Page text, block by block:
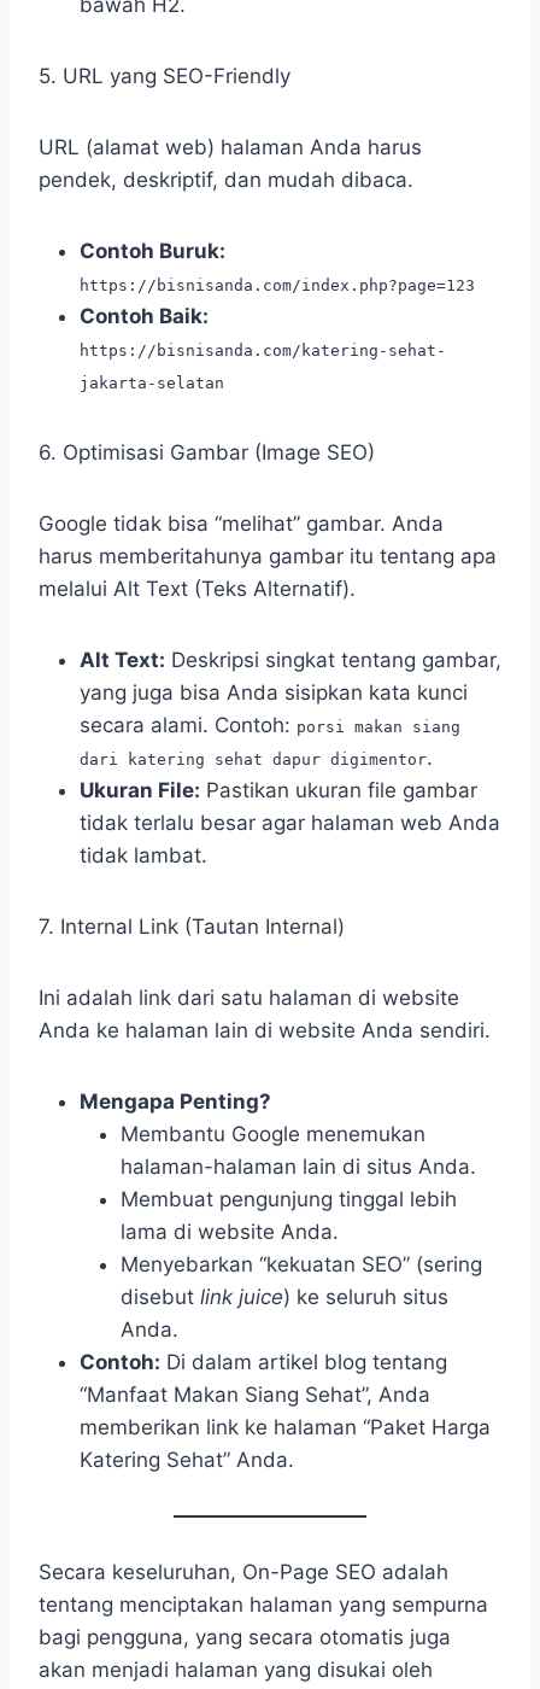
bawah H2.
5. URL yang SEO-Friendly
URL (alamat web) halaman Anda harus
pendek, deskriptif, dan mudah dibaca.
Contoh Buruk:
https://bisnisanda.com/index.php?page=123
Contoh Baik:
https://bisnisanda.com/katering-sehat-
jakarta-selatan
6. Optimisasi Gambar (Image SEO)
Google tidak bisa “melihat” gambar. Anda
harus memberitahunya gambar itu tentang apa
melalui Alt Text (Teks Alternatif).
Alt Text: Deskripsi singkat tentang gambar,
yang juga bisa Anda sisipkan kata kunci
secara alami. Contoh: porsi makan siang
dari katering sehat dapur digimentor.
Ukuran File: Pastikan ukuran file gambar
tidak terlalu besar agar halaman web Anda
tidak lambat.
7. Internal Link (Tautan Internal)
Ini adalah link dari satu halaman di website
Anda ke halaman lain di website Anda sendiri.
Mengapa Penting?
Membantu Google menemukan
halaman-halaman lain di situs Anda.
Membuat pengunjung tinggal lebih
lama di website Anda.
Menyebarkan “kekuatan SEO” (sering
disebut link juice) ke seluruh situs
Anda.
Contoh: Di dalam artikel blog tentang
“Manfaat Makan Siang Sehat”, Anda
memberikan link ke halaman “Paket Harga
Katering Sehat” Anda.
Secara keseluruhan, On-Page SEO adalah
tentang menciptakan halaman yang sempurna
bagi pengguna, yang secara otomatis juga
akan menjadi halaman yang disukai oleh